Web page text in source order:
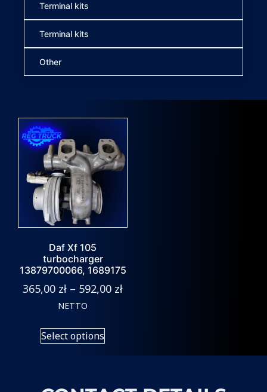
Terminal kits
Terminal kits
Other
Daf Xf 105
turbocharger
13879700066, 1689175
365,00 zł – 592,00 zł
NETTO
Select options